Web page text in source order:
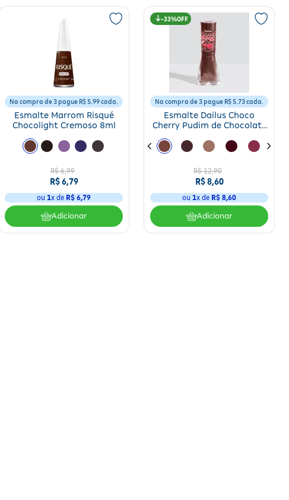
Na compra de 3 pague R$ 5.99 cada.
Esmalte Marrom Risqué
Chocolight Cremoso 8ml
R$ 6,99
R$ 6,79
ou 1x de R$ 6,79
Adicionar
33%
Na compra de 3 pague R$ 5.73 cada.
Esmalte Dailus Choco
Cherry Pudim de Chocolate
R$ 12,90
R$ 8,60
ou 1x de R$ 8,60
Adicionar